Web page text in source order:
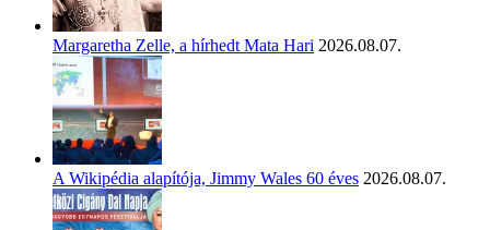
Margaretha Zelle, a hírhedt Mata Hari 2026.08.07.
A Wikipédia alapítója, Jimmy Wales 60 éves 2026.08.07.